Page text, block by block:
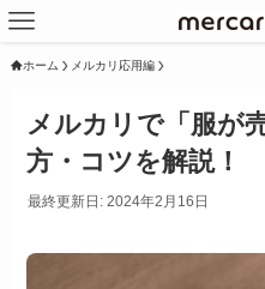
ホーム メルカリ応用編
メルカリで「服が
方・コツを解説！
最終更新日: 2024年2月16日